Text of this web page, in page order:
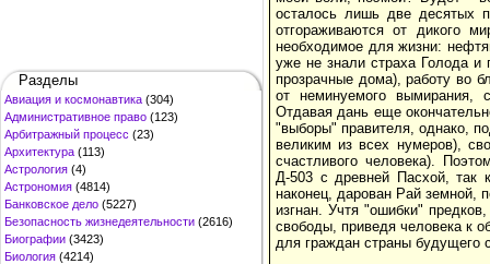
Разделы
Авиация и космонавтика (304)
Административное право (123)
Арбитражный процесс (23)
Архитектура (113)
Астрология (4)
Астрономия (4814)
Банковское дело (5227)
Безопасность жизнедеятельности (2616)
Биографии (3423)
Биология (4214)
осталось лишь две десятых
отгораживаются от дикого
необходимое для жизни:
уже не знали страха Голода и
прозрачные дома), работу во
от неминуемого вымирания,
Отдавая дань еще
"выборы" правителя, однако,
великим из всех нумеров),
счастливого человека).
Д-503 с древней Пасхой, так
наконец, дарован Рай земной,
изгнан. Учтя "ошибки"
свободы, приведя человека к
для граждан страны будущего